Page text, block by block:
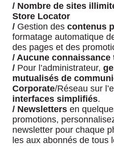
/ Nombre de sites
Store Locator
/ Gestion des contenus
formatage automatique
des pages et des
/ Aucune
/ Pour l’administrateur,
mutualisés de
Corporate/Réseau sur
interfaces simplifiés.
/ Newsletters en
promotions,
newsletter pour chaque
les aux abonnés de tous